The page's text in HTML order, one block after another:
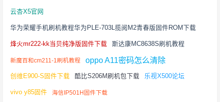
云杏X5官网
华为荣耀手机刷机教程华为PLE-703L揽阅M2青春版固件ROM下载
烽火mr222-kk当贝纯净版固件下载 斯达康MC8638S刷机教程
新魔百和cm211-1刷机教程 oppo A11密码怎么清除
创维E900-S固件下载 酷比S206M刷机包下载 乐视X500论坛
vivo y85固件 海信IP501H固件下载